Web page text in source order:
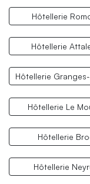
Hôtellerie
Hôtellerie
Hôtellerie
Hôtellerie Le
Hôtellerie
Hôtellerie